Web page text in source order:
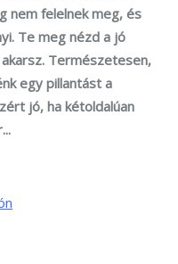
nem felelnek meg, és
Te meg nézd a jó
Természetesen,
egy pillantást a
jó, ha kétoldalúan